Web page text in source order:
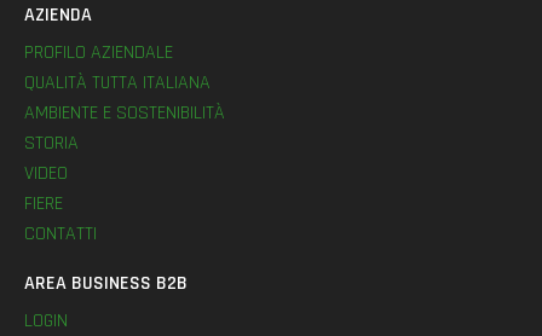
AZIENDA
PROFILO AZIENDALE
QUALITÀ TUTTA ITALIANA
AMBIENTE E SOSTENIBILITÀ
STORIA
VIDEO
FIERE
CONTATTI
AREA BUSINESS B2B
LOGIN